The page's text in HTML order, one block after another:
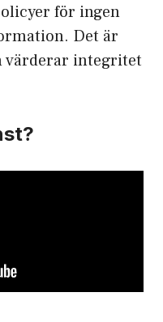
för ingen
Det är
värderar integritet